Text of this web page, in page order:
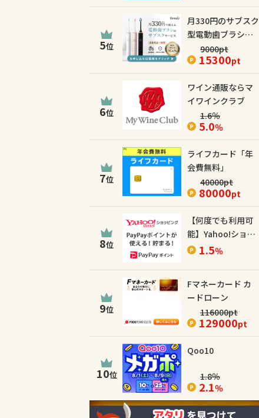
5位
月330円のサブスク
型電動歯ブラシ
【Dentaly】
9000pt
15300pt
6位
ワイン通販ならマ
イワインクラブ
1.6％
5.0％
7位
ライフカード「年
会費無料」
40000pt
80000pt
8位
【何度でも利用可
能】Yahoo!ショッ
ピング
1.5％
9位
Fマネーカード カ
ードローン
116000pt
129000pt
10位
Qoo10
1.8％
2.1％